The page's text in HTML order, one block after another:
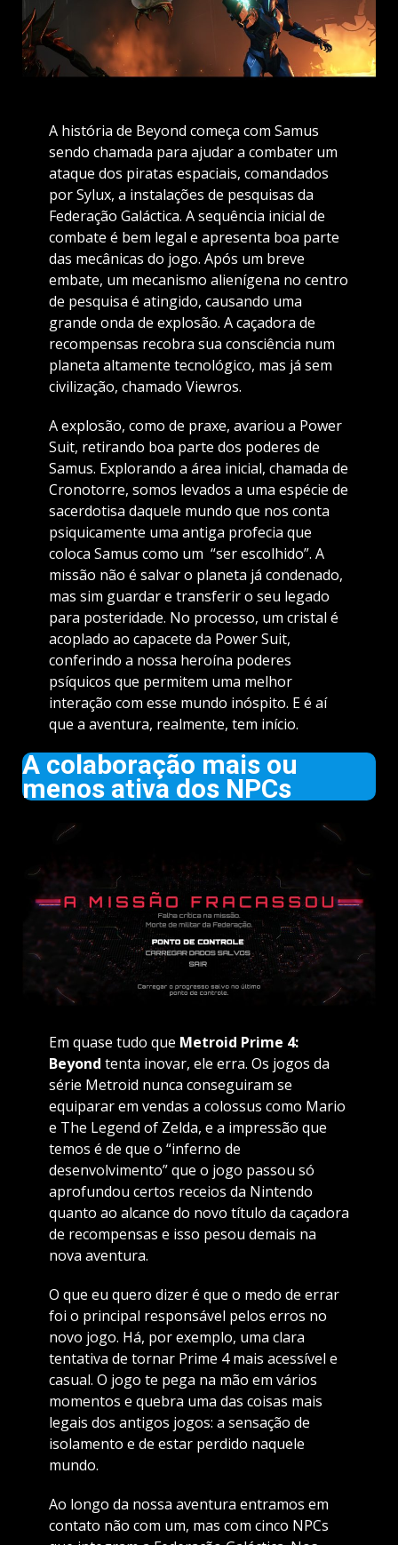
A história de Beyond começa com Samus
sendo chamada para ajudar a combater um
ataque dos piratas espaciais, comandados
por Sylux, a instalações de pesquisas da
Federação Galáctica. A sequência inicial de
combate é bem legal e apresenta boa parte
das mecânicas do jogo. Após um breve
embate, um mecanismo alienígena no centro
de pesquisa é atingido, causando uma
grande onda de explosão. A caçadora de
recompensas recobra sua consciência num
planeta altamente tecnológico, mas já sem
civilização, chamado Viewros.
A explosão, como de praxe, avariou a Power
Suit, retirando boa parte dos poderes de
Samus. Explorando a área inicial, chamada de
Cronotorre, somos levados a uma espécie de
sacerdotisa daquele mundo que nos conta
psiquicamente uma antiga profecia que
coloca Samus como um “ser escolhido”. A
missão não é salvar o planeta já condenado,
mas sim guardar e transferir o seu legado
para posteridade. No processo, um cristal é
acoplado ao capacete da Power Suit,
conferindo a nossa heroína poderes
psíquicos que permitem uma melhor
interação com esse mundo inóspito. E é aí
que a aventura, realmente, tem início.
A colaboração mais ou
menos ativa dos NPCs
Em quase tudo que Metroid Prime 4:
Beyond tenta inovar, ele erra. Os jogos da
série Metroid nunca conseguiram se
equiparar em vendas a colossus como Mario
e The Legend of Zelda, e a impressão que
temos é de que o “inferno de
desenvolvimento” que o jogo passou só
aprofundou certos receios da Nintendo
quanto ao alcance do novo título da caçadora
de recompensas e isso pesou demais na
nova aventura.
O que eu quero dizer é que o medo de errar
foi o principal responsável pelos erros no
novo jogo. Há, por exemplo, uma clara
tentativa de tornar Prime 4 mais acessível e
casual. O jogo te pega na mão em vários
momentos e quebra uma das coisas mais
legais dos antigos jogos: a sensação de
isolamento e de estar perdido naquele
mundo.
Ao longo da nossa aventura entramos em
contato não com um, mas com cinco NPCs